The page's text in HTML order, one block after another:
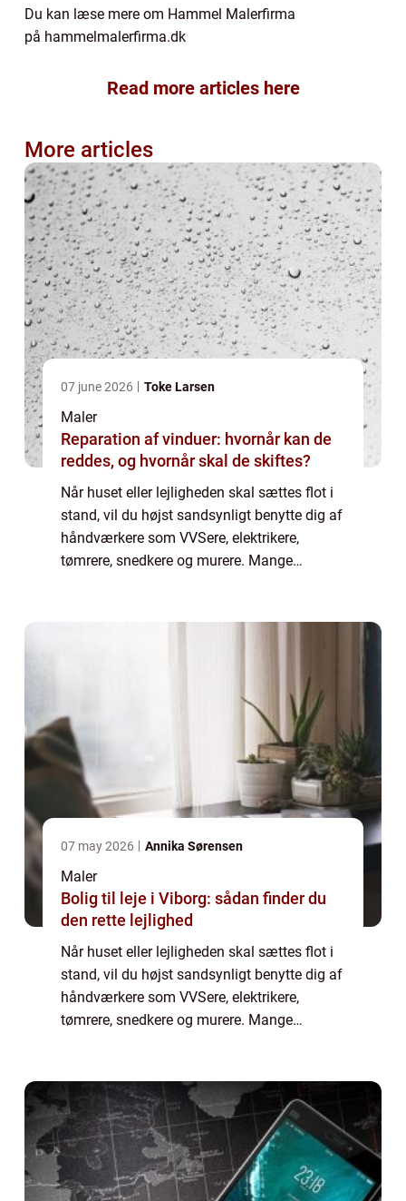
Du kan læse mere om Hammel Malerfirma
på hammelmalerfirma.dk
Read more articles here
More articles
07 june 2026 Toke Larsen
Maler
Reparation af vinduer: hvornår kan de
reddes, og hvornår skal de skiftes?
Når huset eller lejligheden skal sættes flot i
stand, vil du højst sandsynligt benytte dig af
håndværkere som VVSere, elektrikere,
tømrere, snedkere og murere. Mange
07 may 2026 Annika Sørensen
Maler
Bolig til leje i Viborg: sådan finder du
den rette lejlighed
Når huset eller lejligheden skal sættes flot i
stand, vil du højst sandsynligt benytte dig af
håndværkere som VVSere, elektrikere,
tømrere, snedkere og murere. Mange